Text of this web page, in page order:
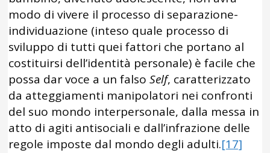
modo di vivere il processo di separazione-
individuazione (inteso quale processo di
sviluppo di tutti quei fattori che portano al
costituirsi dell’identità personale) è facile che
possa dar voce a un falsoSelf, caratterizzato
da atteggiamenti manipolatori nei confronti
del suo mondo interpersonale, dalla messa in
atto di agiti antisociali e dall’infrazione delle
regole imposte dal mondo degli adulti.[17]